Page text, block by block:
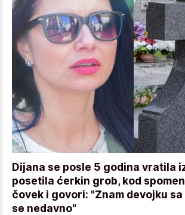
Dijana se posle 5 godina vratila
posetila ćerkin grob, kod
čovek i govori: "Znam devojku
se nedavno"